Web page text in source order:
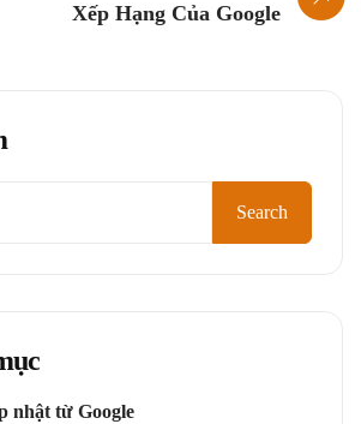
Xếp Hạng Của Google
Search
nhật từ Google